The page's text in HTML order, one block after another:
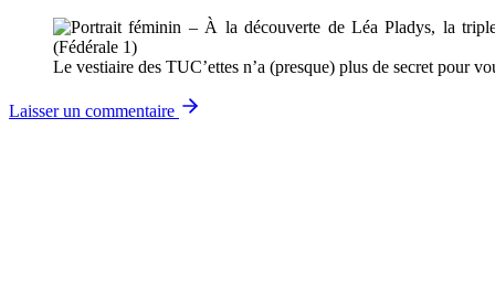
Le vestiaire des TUC’ettes n’a (presque) plus de secret pour
Laisser un commentaire